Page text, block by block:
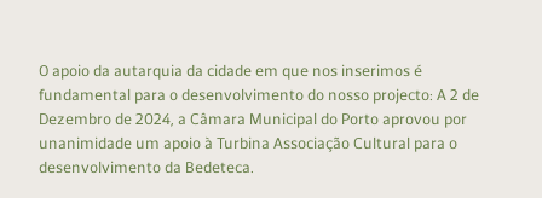
O apoio da autarquia da cidade em que nos inserimos é
fundamental para o desenvolvimento do nosso projecto: A 2 de
Dezembro de 2024, a Câmara Municipal do Porto aprovou por
unanimidade um apoio à Turbina Associação Cultural para o
desenvolvimento da Bedeteca.